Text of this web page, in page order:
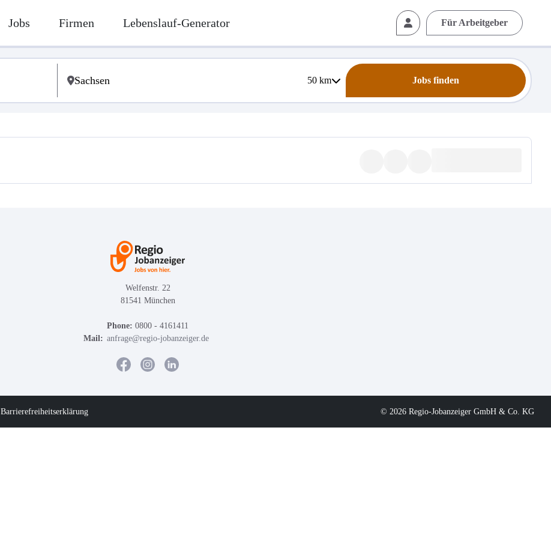
Jobs Firmen Lebenslauf-Generator Für Arbeitgeber
50km Jobs finden
Welfenstr. 22
81541 München
Phone: 0800 - 4161411
Mail: anfrage@regio-jobanzeiger.de
Barrierefreiheitserklärung © 2026 Regio-Jobanzeiger GmbH & Co. KG